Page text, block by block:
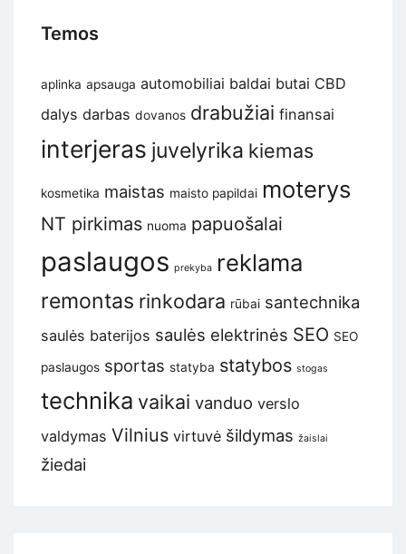
Temos
aplinka apsauga automobiliai baldai butai CBD
dalys darbas dovanos drabužiai finansai
interjeras juvelyrika kiemas
kosmetika maistas maisto papildai moterys
NT pirkimas nuoma papuošalai
paslaugos prekyba reklama
remontas rinkodara rūbai santechnika
saulės baterijos saulės elektrinės SEO SEO
paslaugos sportas statyba statybos stogas
technika vaikai vanduo verslo
valdymas Vilnius virtuvė šildymas žaislai
žiedai